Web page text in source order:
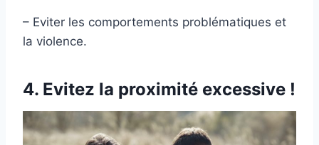
– Eviter les comportements problématiques et
la violence.
4. Evitez la proximité excessive !